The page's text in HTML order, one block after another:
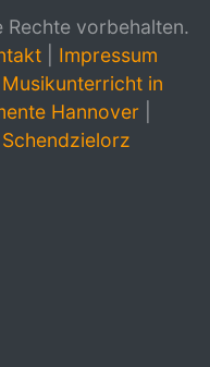
vorbehalten.
Impressum
Musikunterricht in
Hannover